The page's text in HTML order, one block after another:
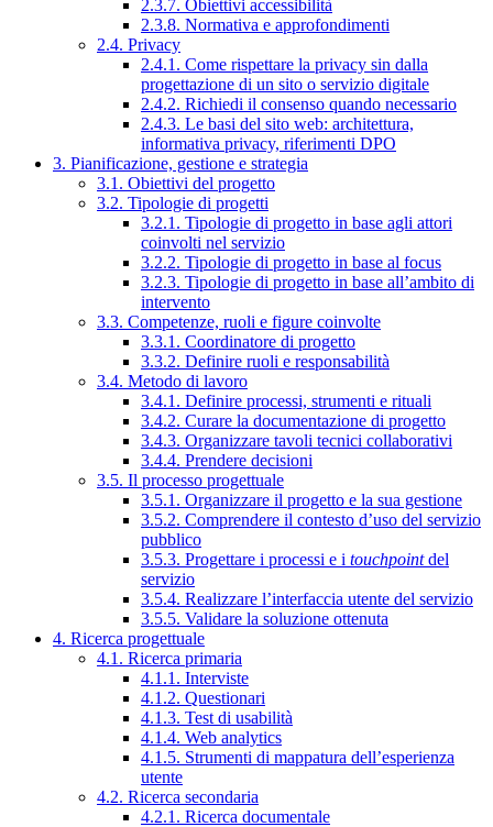
2.3.7. Obiettivi accessibilità
2.3.8. Normativa e approfondimenti
2.4. Privacy
2.4.1. Come rispettare la privacy sin dalla
progettazione di un sito o servizio digitale
2.4.2. Richiedi il consenso quando necessario
2.4.3. Le basi del sito web: architettura,
informativa privacy, riferimenti DPO
3. Pianificazione, gestione e strategia
3.1. Obiettivi del progetto
3.2. Tipologie di progetti
3.2.1. Tipologie di progetto in base agli attori
coinvolti nel servizio
3.2.2. Tipologie di progetto in base al focus
3.2.3. Tipologie di progetto in base all’ambito di
intervento
3.3. Competenze, ruoli e figure coinvolte
3.3.1. Coordinatore di progetto
3.3.2. Definire ruoli e responsabilità
3.4. Metodo di lavoro
3.4.1. Definire processi, strumenti e rituali
3.4.2. Curare la documentazione di progetto
3.4.3. Organizzare tavoli tecnici collaborativi
3.4.4. Prendere decisioni
3.5. Il processo progettuale
3.5.1. Organizzare il progetto e la sua gestione
3.5.2. Comprendere il contesto d’uso del servizio
pubblico
3.5.3. Progettare i processi e i touchpointdel
servizio
3.5.4. Realizzare l’interfaccia utente del servizio
3.5.5. Validare la soluzione ottenuta
4. Ricerca progettuale
4.1. Ricerca primaria
4.1.1. Interviste
4.1.2. Questionari
4.1.3. Test di usabilità
4.1.4. Web analytics
4.1.5. Strumenti di mappatura dell’esperienza
utente
4.2. Ricerca secondaria
4.2.1. Ricerca documentale